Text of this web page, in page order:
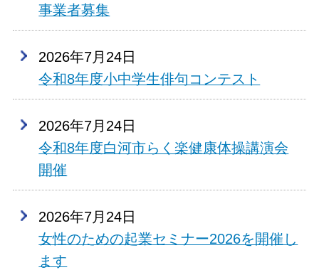
事業者募集
2026年7月24日
令和8年度小中学生俳句コンテスト
2026年7月24日
令和8年度白河市らく楽健康体操講演会
開催
2026年7月24日
女性のための起業セミナー2026を開催し
ます